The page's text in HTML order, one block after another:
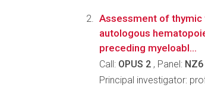
Assessment of
autologous
preceding myeloabl...
Call: OPUS 2 , Panel: NZ6
Principal investigator: